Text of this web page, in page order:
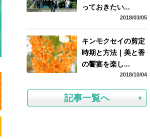
っておきたい...
2018/03/05
キンモクセイの剪定
時期と方法｜美と香
の饗宴を楽し...
2018/10/04
記事一覧へ